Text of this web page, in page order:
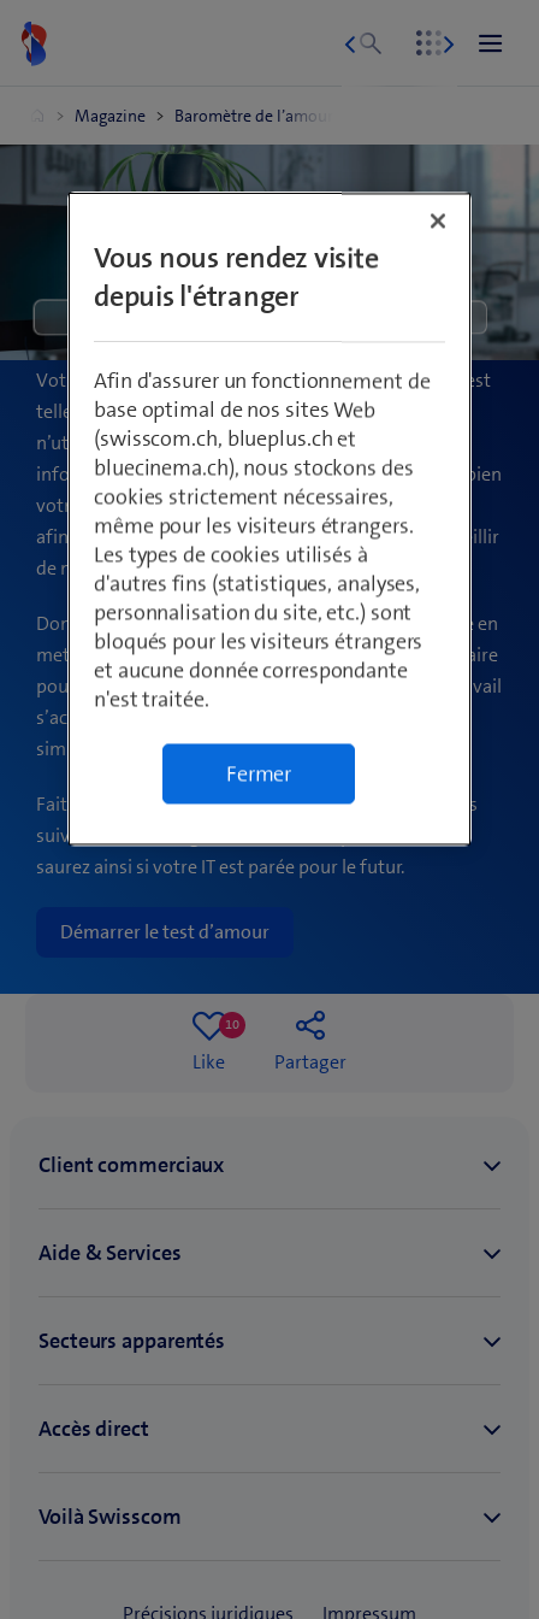
Votre IT est-elle heureuse?
Découvrez la réponse grâce à notre baromètre de
l’amour IT.
Votre IT se sent-elle malheureuse et mal-aimée? Elle est
tellement plongée dans les bits et les bytes qu’elle
n’utilise pas son plein potentiel, que son équipement
informatique et ses softwares ne sont pas à jour. Ou bien
votre personnel ne dispose pas du savoir-faire requis
afin de développer le potentiel informatique et accueillir
de nouveaux processus, optimisés et rapides.
Donnez plus d’amour à votre IT et rendez-la heureuse en
mettant en place tout ce qu’il est en son pouvoir de faire
pour rendre votre PME plus efficace. Le rythme de travail
s’accélère, le service s’améliore, la communication se
simplifie. Et votre clientèle est ravie.
Faites le test du baromètre de l’amour IT sur les sujets
suivants: technologie, savoir-faire et processus. Vous
saurez ainsi si votre IT est parée pour le futur.
Démarrer le test d’amour
Like
10
10
Partager
Vous nous rendez visite
depuis l'étranger
Afin d'assurer un fonctionnement de
base optimal de nos sites Web
(swisscom.ch, blueplus.ch et
bluecinema.ch), nous stockons des
cookies strictement nécessaires,
même pour les visiteurs étrangers.
Les types de cookies utilisés à
d'autres fins (statistiques, analyses,
personnalisation du site, etc.) sont
bloqués pour les visiteurs étrangers
et aucune donnée correspondante
n'est traitée.
Fermer